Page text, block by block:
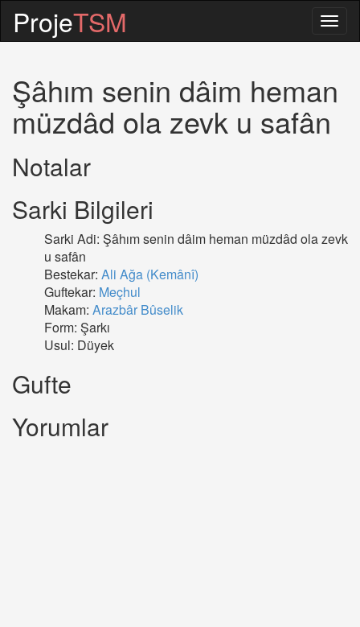
ProjeTSM
Şâhım senin dâim heman
müzdâd ola zevk u safân
Notalar
Sarki Bilgileri
Sarki Adi: Şâhım senin dâim heman müzdâd ola zevk
u safân
Bestekar: Ali Ağa (Kemânî)
Guftekar: Meçhul
Makam: Arazbâr Bûselik
Form: Şarkı
Usul: Düyek
Gufte
Yorumlar